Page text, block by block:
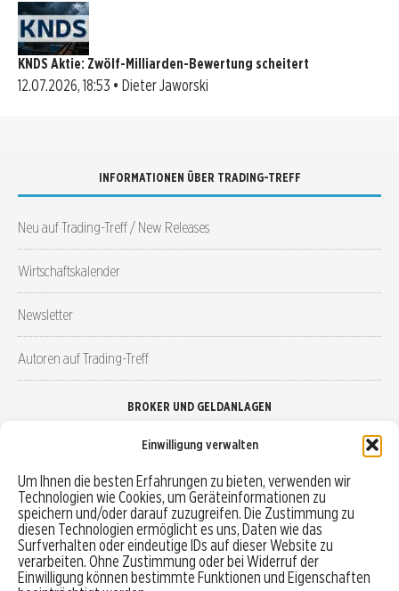
Einwilligung verwalten
Um Ihnen die besten Erfahrungen zu bieten, verwenden wir
Technologien wie Cookies, um Geräteinformationen zu
speichern und/oder darauf zuzugreifen. Die Zustimmung zu
diesen Technologien ermöglicht es uns, Daten wie das
Surfverhalten oder eindeutige IDs auf dieser Website zu
verarbeiten. Ohne Zustimmung oder bei Widerruf der
Einwilligung können bestimmte Funktionen und Eigenschaften
KNDS Aktie: Zwölf-Milliarden-Bewertung scheitert
12.07.2026, 18:53 • Dieter Jaworski
INFORMATIONEN ÜBER TRADING-TREFF
Neu auf Trading-Treff / New Releases
Wirtschaftskalender
Newsletter
Autoren auf Trading-Treff
BROKER UND GELDANLAGEN
Robo-Advisor vergleichen
Depotvergleich
Festgeld vergleichen